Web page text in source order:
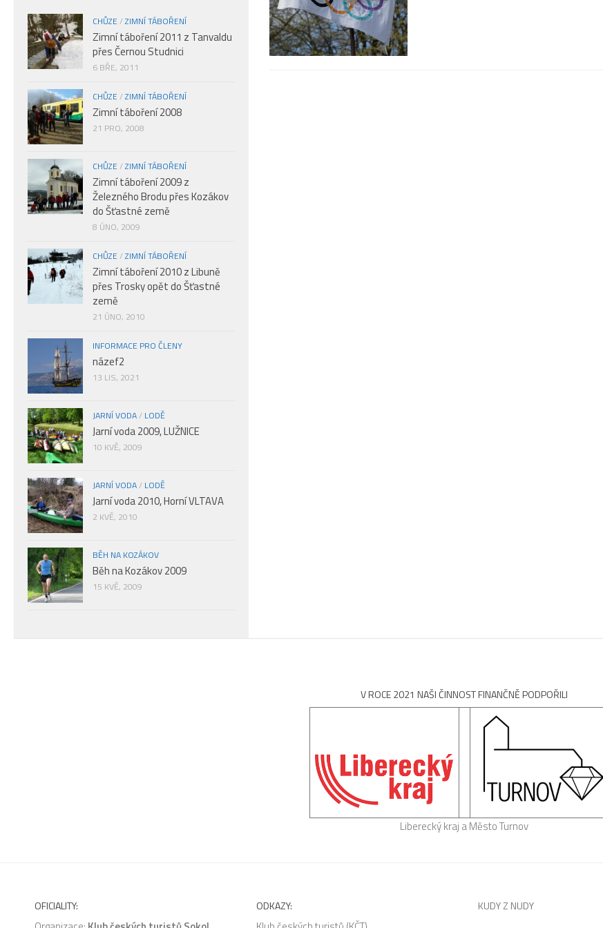
CHŮZE/ZIMNÍ TÁBOŘENÍ
Zimní táboření 2011 z Tanvaldu
přes Černou Studnici
6 BŘE, 2011
CHŮZE/ZIMNÍ TÁBOŘENÍ
Zimní táboření 2008
21 PRO, 2008
CHŮZE/ZIMNÍ TÁBOŘENÍ
Zimní táboření 2009 z
Železného Brodu přes Kozákov
do Šťastné země
8 ÚNO, 2009
CHŮZE/ZIMNÍ TÁBOŘENÍ
Zimní táboření 2010 z Libuně
přes Trosky opět do Šťastné
země
21 ÚNO, 2010
INFORMACE PRO ČLENY
názef2
13 LIS, 2021
JARNÍ VODA/ LODĚ
Jarní voda 2009, LUŽNICE
10 KVĚ, 2009
JARNÍ VODA/ LODĚ
Jarní voda 2010, Horní VLTAVA
2 KVĚ, 2010
BĚH NA KOZÁKOV
Běh na Kozákov 2009
15 KVĚ, 2009
V ROCE 2021 NAŠI ČINNOST FINANČNĚ PODPOŘILI
Liberecký kraj a Město Turnov
OFICIALITY: ODKAZY: KUDY Z NUDY